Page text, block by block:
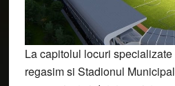
La capitolul locuri
regasim si Stadionul